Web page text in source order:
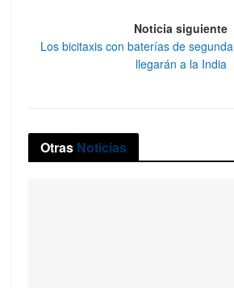
Noticia siguiente
Los bicitaxis con baterías de
llegarán a la India
Otras Noticias